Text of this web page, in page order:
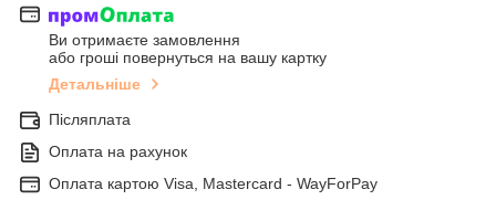
Ви отримаєте замовлення
або гроші повернуться на вашу картку
Детальніше
Післяплата
Оплата на рахунок
Оплата картою Visa, Mastercard - WayForPay